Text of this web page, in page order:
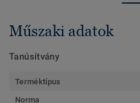
Műszaki adatok
Tanúsítvány
Terméktípus
Norma